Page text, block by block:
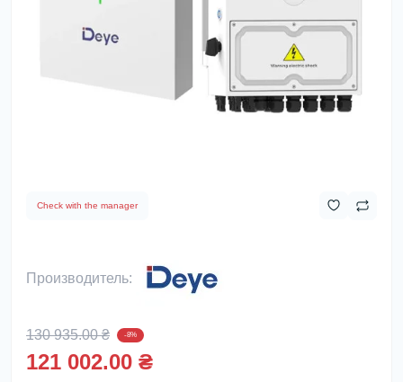
Check with the manager
Производитель:
130 935.00 ₴ -8%
121 002.00 ₴